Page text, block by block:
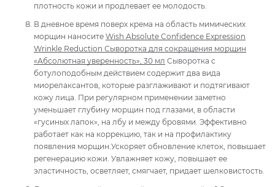
плотность кожи и продлевает ее молодость.
В дневное время поверх крема на область мимических
морщин наносите Wish Absolute Confidence Expression
Wrinkle Reduction Сыворотка для сокращения морщин
«Абсолютная уверенность», 30 мл Сыворотка с
ботулоподобным действием содержит два вида
миорелаксантов, которые разглаживают и подтягивают
кожу лица. При регулярном применении заметно
уменьшает глубину морщин под глазами, в области
«гусиных лапок», на лбу и между бровями. Эффективно
работает как на коррекцию, так и на профилактику
появления морщин.Ускоряет обновление клеток, повышает
регенерацию кожи. Увлажняет кожу, повышает ее
эластичность, осветляет, смягчает, придает шелковистость.